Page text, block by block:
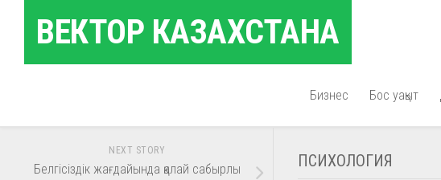
contentВЕКТОР КАЗАХСТАНА
Бизнес Бос уақыт
ПСИХОЛОГИЯ
NEXT STORY
Белгісіздік жағдайында қалай сабырлы